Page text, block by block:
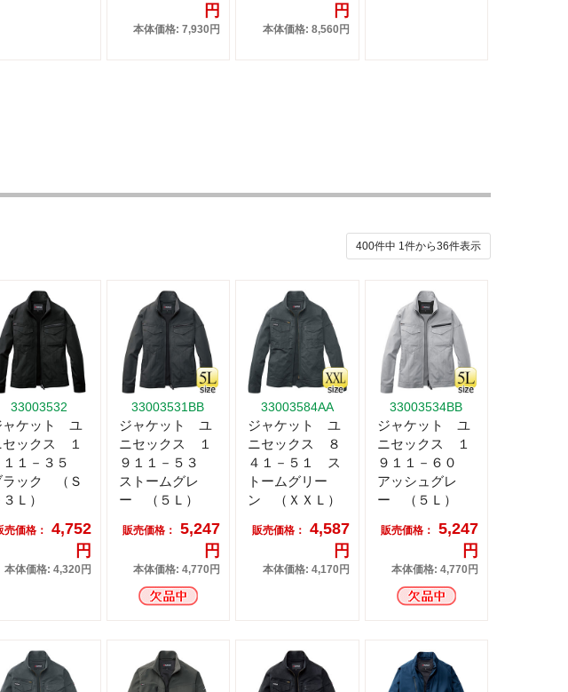
円
本体価格: 7,930円
円
本体価格: 8,560円
400件中 1件から36件表示
33003532
ャケット ユ
セックス １
１１－３５
ラック （Ｓ
３Ｌ）
売価格：
4,752
円
本体価格: 4,320円
33003531BB
ジャケット ユ
ニセックス １
９１１－５３
ストームグレ
ー （５Ｌ）
販売価格：
5,247
円
本体価格: 4,770円
33003584AA
ジャケット ユ
ニセックス ８
４１－５１ ス
トームグリー
ン （ＸＸＬ）
販売価格：
4,587
円
本体価格: 4,170円
33003534BB
ジャケット ユ
ニセックス １
９１１－６０
アッシュグレ
ー （５Ｌ）
販売価格：
5,247
円
本体価格: 4,770円